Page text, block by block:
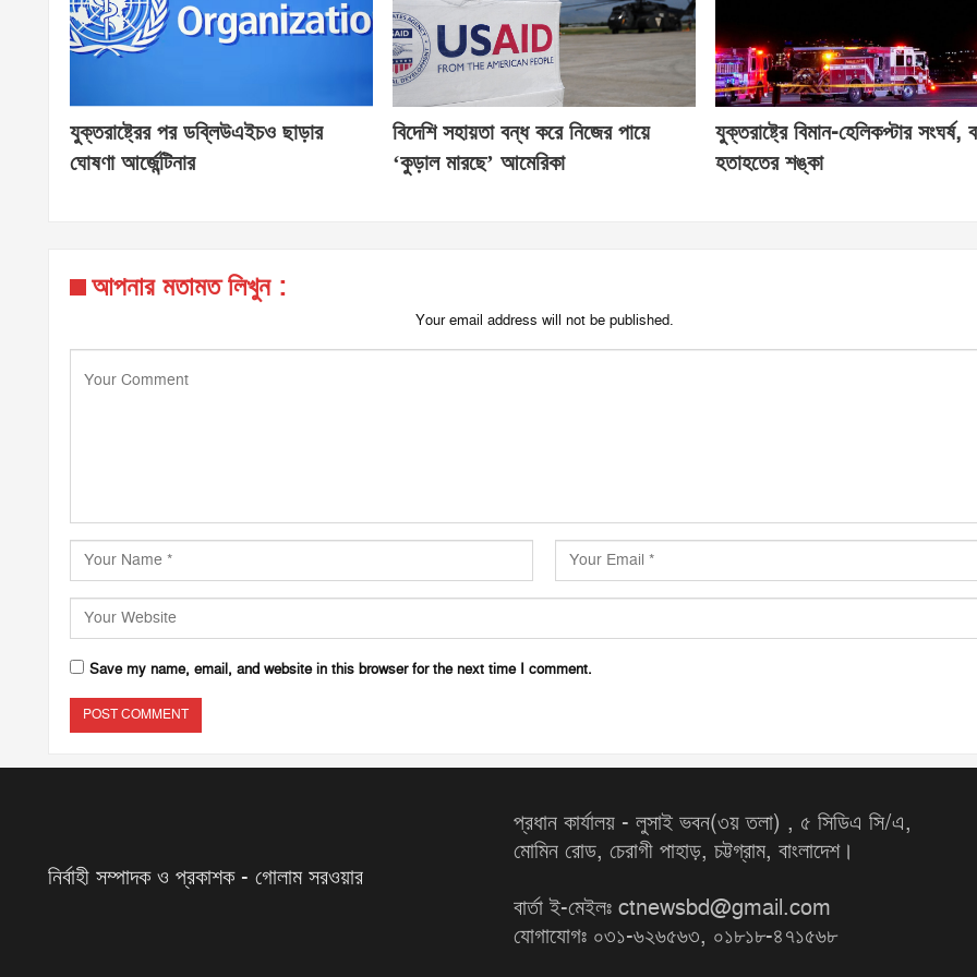
যুক্তরাষ্ট্রের পর ডব্লিউএইচও ছাড়ার
ঘোষণা আর্জেন্টিনার
বিদেশি সহায়তা বন্ধ করে নিজের পায়ে
‘কুড়াল মারছে’ আমেরিকা
যুক্তরাষ্ট্রে বিমান-হেলিকপ্টার সংঘর্ষ,
হতাহতের শঙ্কা
আপনার মতামত লিখুন :
Your email address will not be published.
Save my name, email, and website in this browser for the next time I comment.
নির্বাহী সম্পাদক ও প্রকাশক - গোলাম সরওয়ার
প্রধান কার্যালয় - লুসাই ভবন(৩য় তলা) , ৫ সিডিএ সি/এ,
মোমিন রোড, চেরাগী পাহাড়, চট্টগ্রাম, বাংলাদেশ।
বার্তা ই-মেইলঃ ctnewsbd@gmail.com
যোগাযোগঃ ০৩১-৬২৬৫৬৩, ০১৮১৮-৪৭১৫৬৮